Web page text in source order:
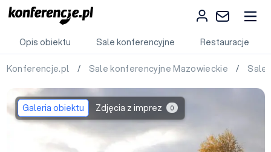
Opis obiektu Sale konferencyjne Restauracje
Konferencje.pl / Sale konferencyjne Mazowieckie / Sale
Galeria obiektu Zdjęcia z imprez 0